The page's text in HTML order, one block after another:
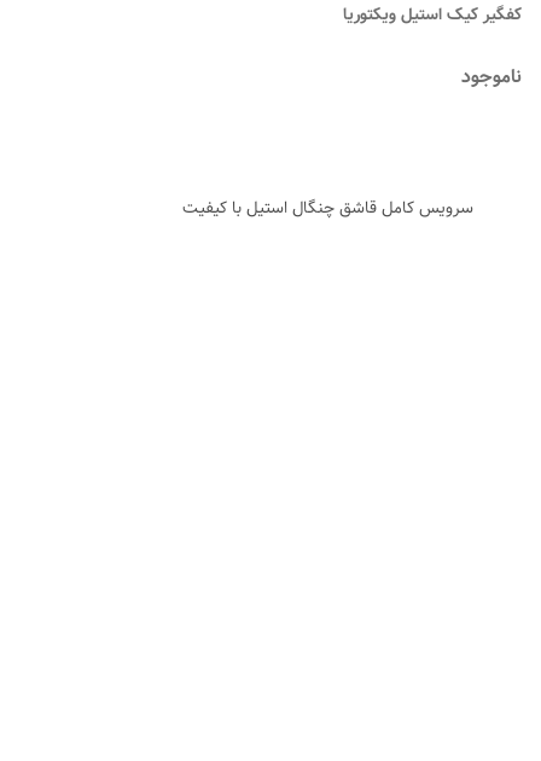
کفگیر کیک استیل ویکتوریا
ناموجود
سرویس کامل قاشق چنگال استیل با کیفیت